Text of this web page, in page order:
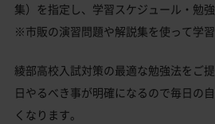
集）を指定し、学習スケジュール・勉強
※市販の演習問題や解説集を使って学習
綾部高校入試対策の最適な勉強法をご
日やるべき事が明確になるので毎日の
くなります。